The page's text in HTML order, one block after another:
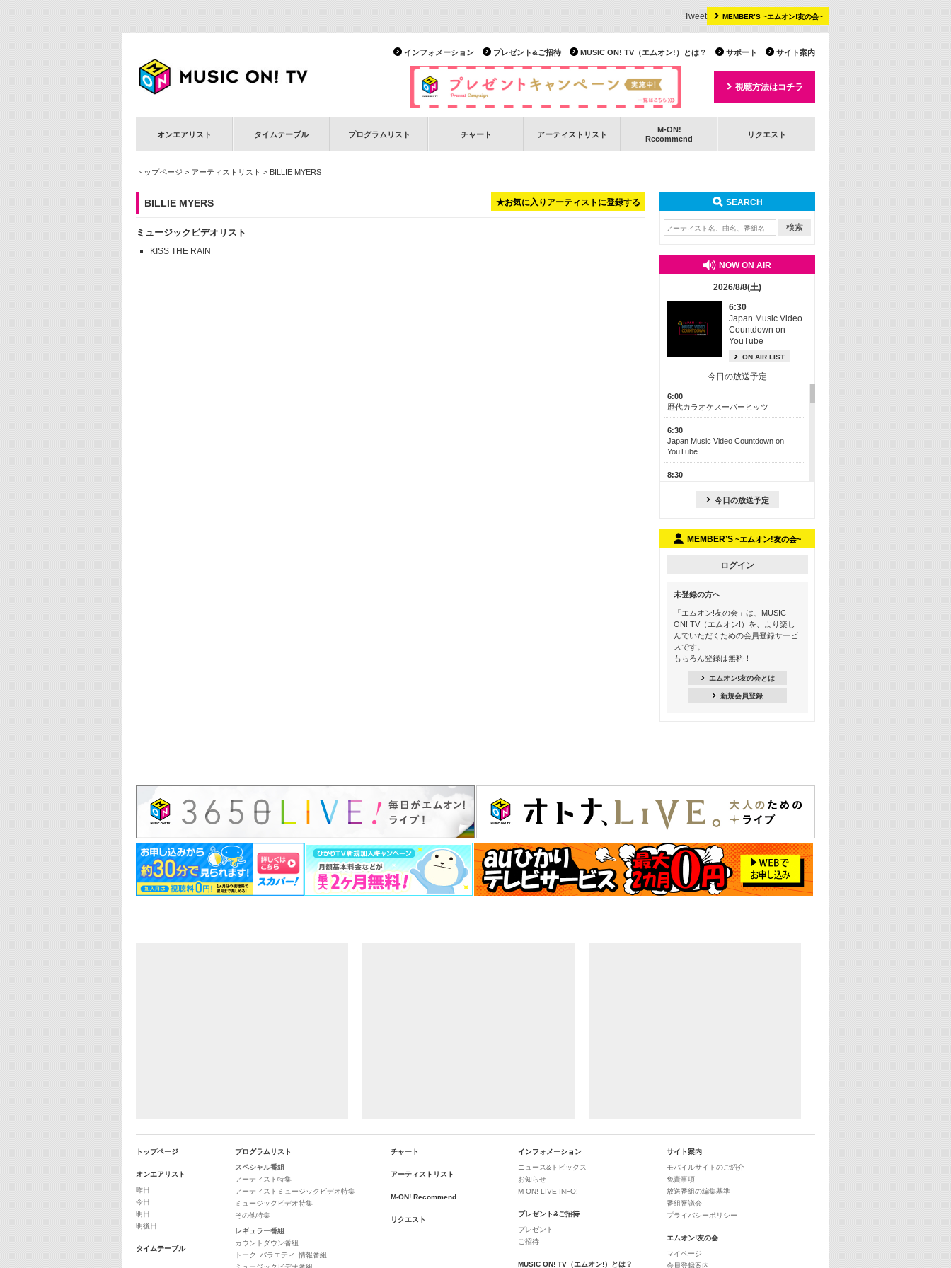
MEMBER’S ~エムオン!友の会~
Tweet
サイト案内
サポート
MUSIC ON! TV（エムオン!）とは？
プレゼント&ご招待
インフォメーション
視聴方法はコチラ
オンエアリスト タイムテーブル プログラムリスト チャート アーティストリスト
M-ON!
Recommend
リクエスト
トップページ > アーティストリスト > BILLIE MYERS
★お気に入りアーティストに登録する
BILLIE MYERS
ミュージックビデオリスト
KISS THE RAIN
SEARCH
NOW ON AIR
2026/8/8(土)
6:30
Japan Music Video
Countdown on
YouTube
ON AIR LIST
今日の放送予定
6:00
歴代カラオケスーパーヒッツ
6:30
Japan Music Video Countdown on
YouTube
8:30
M-ON! カラオケカウントダウン 50
Official髭男dism特集
よりぬき! この夏聴きたい! サマーソン
グメドレー【歌詞入り】
21:00
季節を感じよう! シーズンソング特集
-8月編-【歌詞入り】
ージックビデオ特集
24:00
K-POP 第3世代特集
K-POP 第4世代特集
25:00
あのころヒッツ! 一挙5時間！
2021→2025年
今日の放送予定
MEMBER’S ~エムオン!友の会~
ログイン
未登録の方へ
「エムオン!友の会」は、MUSIC
ON! TV（エムオン!）を、より楽し
んでいただくための会員登録サービ
スです。
もちろん登録は無料！
エムオン!友の会とは
新規会員登録
トップページ
オンエアリスト
昨日
今日
明日
明後日
タイムテーブル
プログラムリスト
スペシャル番組
アーティスト特集
アーティストミュージックビデオ特集
ミュージックビデオ特集
その他特集
レギュラー番組
カウントダウン番組
トーク･バラエティ･情報番組
チャート
アーティストリスト
M-ON! Recommend
リクエスト
インフォメーション
ニュース&トピックス
お知らせ
M-ON! LIVE INFO!
プレゼント&ご招待
プレゼント
ご招待
MUSIC ON! TV（エムオン!）とは？
サイト案内
モバイルサイトのご紹介
免責事項
放送番組の編集基準
番組審議会
プライバシーポリシー
エムオン!友の会
マイページ
会員登録案内